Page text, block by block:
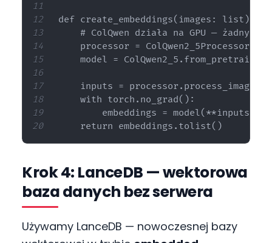
def create_embeddings(images: list) -
# ColQwen działa na GPU — żadnych
processor =
model =
inputs =
    with torch.no_grad():
        embeddings = model(**inputs)
Krok 4: LanceDB — wektorowa
baza danych bez serwera
Używamy LanceDB — nowoczesnej bazy